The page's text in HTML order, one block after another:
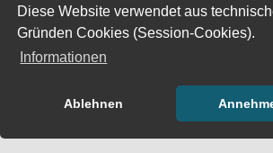
Diese Website verwendet aus
Gründen Cookies (Session-Cookies).
Informationen
Ablehnen